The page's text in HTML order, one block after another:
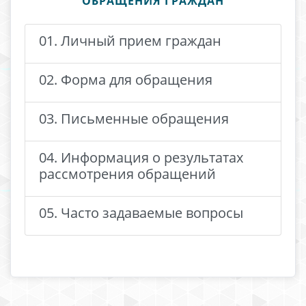
01. Личный прием граждан
02. Форма для обращения
03. Письменные обращения
04. Информация о результатах
рассмотрения обращений
05. Часто задаваемые вопросы